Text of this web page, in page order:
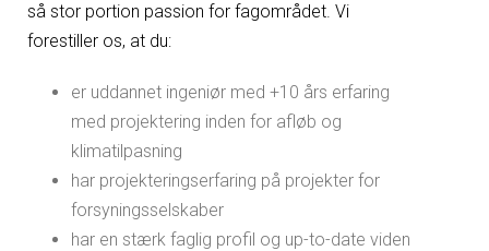
så stor portion passion for fagområdet. Vi
forestiller os, at du:
er uddannet ingeniør med +10 års erfaring
med projektering inden for afløb og
klimatilpasning
har projekteringserfaring på projekter for
forsyningsselskaber
har en stærk faglig profil og up-to-date viden